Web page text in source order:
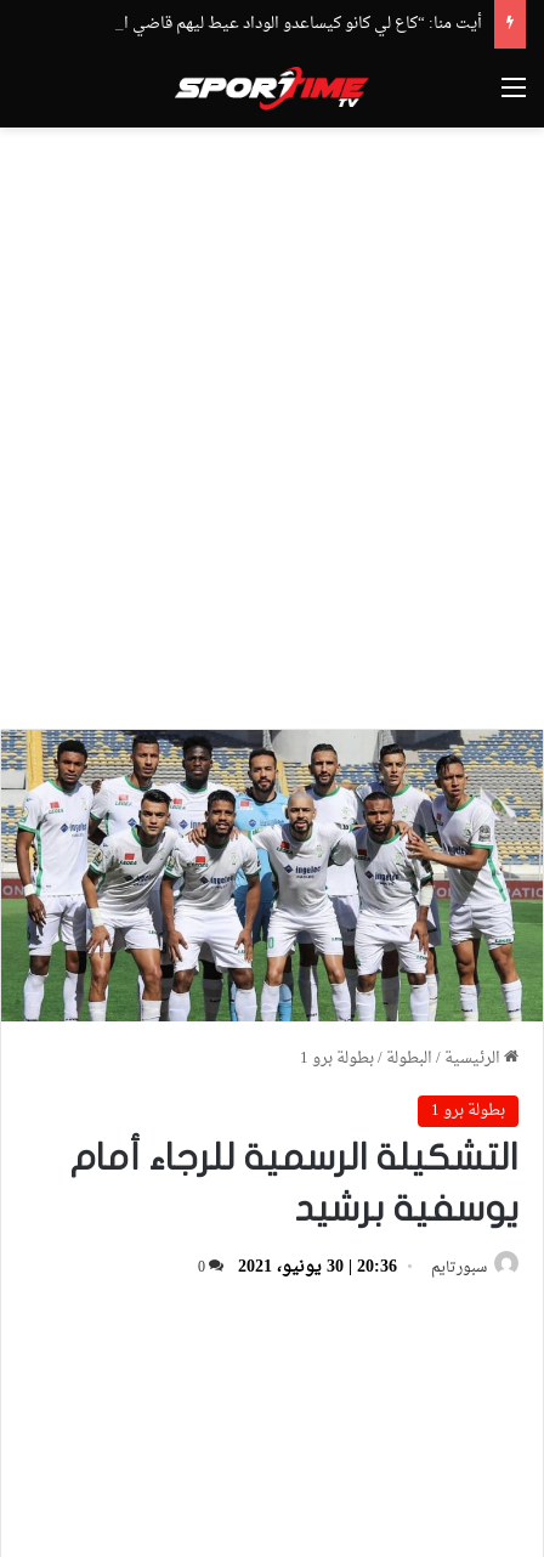
القائمة
الرئيسية/البطولة/بطولة برو 1
بطولة برو 1
التشكيلة الرسمية للرجاء أمام
يوسفية برشيد
سبورتايم 20:36 | 30 يونيو، 2021 0